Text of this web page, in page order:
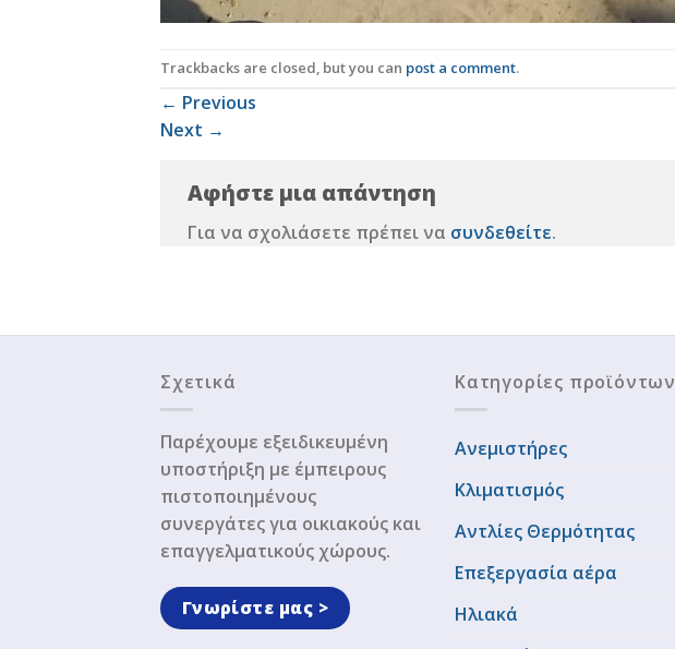
Trackbacks are closed, but you can post a comment.
← Previous
Next →
Αφήστε μια απάντηση
Για να σχολιάσετε πρέπει να συνδεθείτε.
Σχετικά
Παρέχουμε εξειδικευμένη
υποστήριξη με έμπειρους
πιστοποιημένους
συνεργάτες για οικιακούς και
επαγγελματικούς χώρους.
Γνωρίστε μας >
Κατηγορίες προϊόντων
Ανεμιστήρες
Κλιματισμός
Αντλίες Θερμότητας
Επεξεργασία αέρα
Ηλιακά